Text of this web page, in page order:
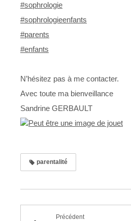
#sophrologie
#sophrologieenfants
#parents
#enfants
N’hésitez pas à me contacter.
Avec toute ma bienveillance
Sandrine GERBAULT
parentalité
Précédent